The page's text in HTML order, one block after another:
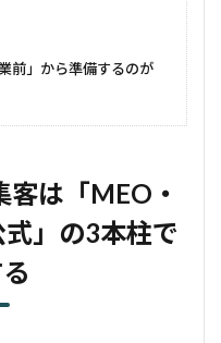
前」から準備するのが
客は「MEO・
」の3本柱で